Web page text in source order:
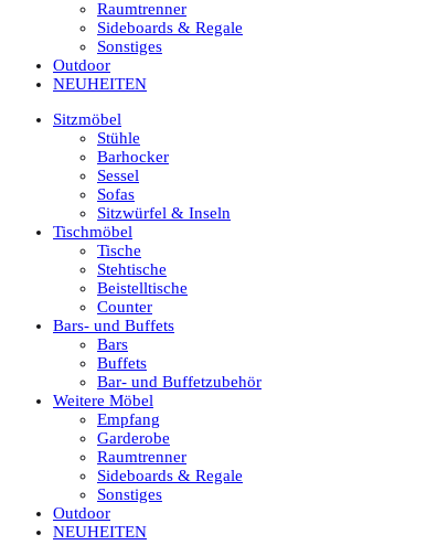
Raumtrenner
Sideboards & Regale
Sonstiges
Outdoor
NEUHEITEN
Sitzmöbel
Stühle
Barhocker
Sessel
Sofas
Sitzwürfel & Inseln
Tischmöbel
Tische
Stehtische
Beistelltische
Counter
Bars- und Buffets
Bars
Buffets
Bar- und Buffetzubehör
Weitere Möbel
Empfang
Garderobe
Raumtrenner
Sideboards & Regale
Sonstiges
Outdoor
NEUHEITEN